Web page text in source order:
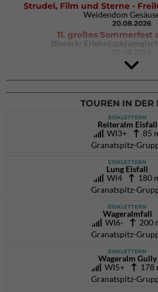
Strudel, Film und Sterne -
Weidendom
20.08.2026
11. großes
Ithwerk-
4Blocs KIDS
DAV Kletter- & Boulderzentrum
26.09.2026
TOUREN IN DER
EISKLETTERN
Reiteralm Eisfall
WI3+ 85
Granatspitz-
EISKLETTERN
Lung Eisfall
WI4 180
Granatspitz-
EISKLETTERN
Wageralmfall
WI6-
200
Granatspitz-
EISKLETTERN
Wageralm Gully
WI5+ 178
Granatspitz-